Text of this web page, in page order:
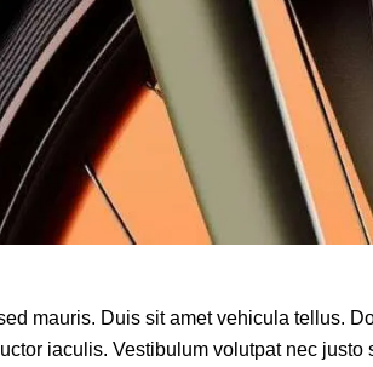
mauris. Duis sit amet vehicula tellus.
iaculis. Vestibulum volutpat nec justo